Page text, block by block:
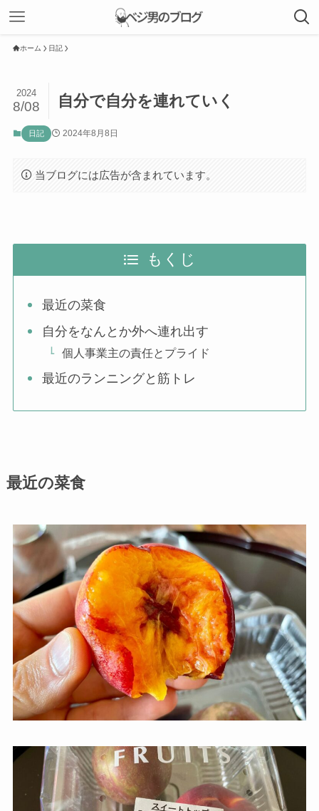
ホーム 日記
自分で自分を連れていく
2024
8/08
日記 2024年8月8日
当ブログには広告が含まれています。
もくじ
最近の菜食
自分をなんとか外へ連れ出す
個人事業主の責任とプライド
最近のランニングと筋トレ
最近の菜食